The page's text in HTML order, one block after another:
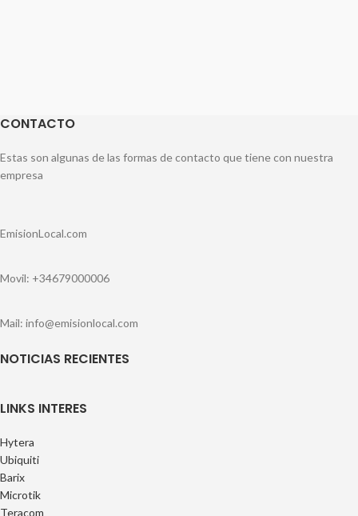
CONTACTO
Estas son algunas de las formas de contacto que tiene con nuestra
empresa
EmisionLocal.com
Movil: +34679000006
Mail: info@emisionlocal.com
NOTICIAS RECIENTES
LINKS INTERES
Hytera
Ubiquiti
Barix
Microtik
Teracom